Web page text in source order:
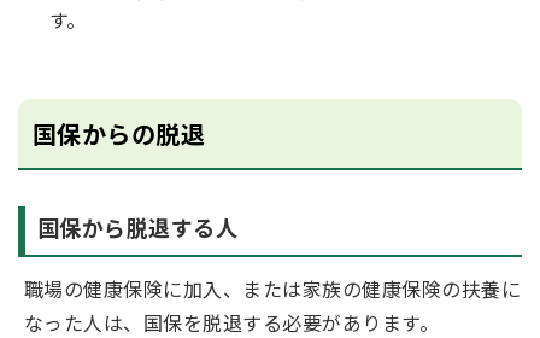
す。
国保からの脱退
国保から脱退する人
職場の健康保険に加入、または家族の健康保険の扶養に
なった人は、国保を脱退する必要があります。